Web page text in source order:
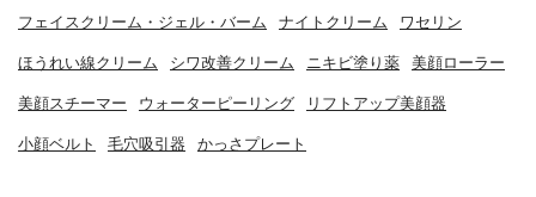
フェイスクリーム・ジェル・バーム ナイトクリーム ワセリン
ほうれい線クリーム シワ改善クリーム ニキビ塗り薬 美顔ローラー
美顔スチーマー ウォーターピーリング リフトアップ美顔器
小顔ベルト 毛穴吸引器 かっさプレート